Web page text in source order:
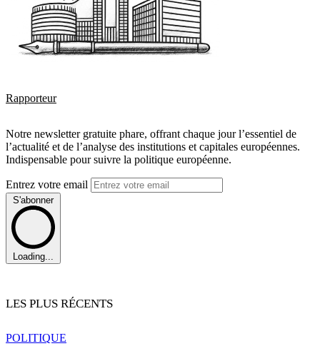
Rapporteur
Notre newsletter gratuite phare, offrant chaque jour l’essentiel de
l’actualité et de l’analyse des institutions et capitales européennes.
Indispensable pour suivre la politique européenne.
Entrez votre email
S'abonner
Loading...
LES PLUS RÉCENTS
POLITIQUE